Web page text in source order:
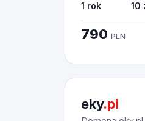
1 rok 10
790 PLN
eky.pl